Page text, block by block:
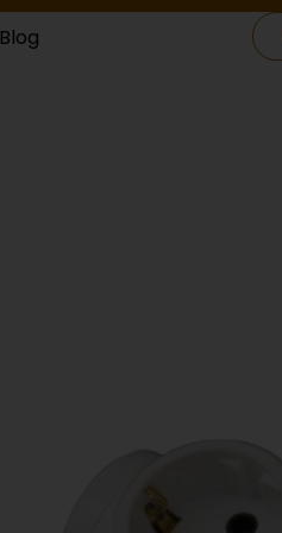
Blog